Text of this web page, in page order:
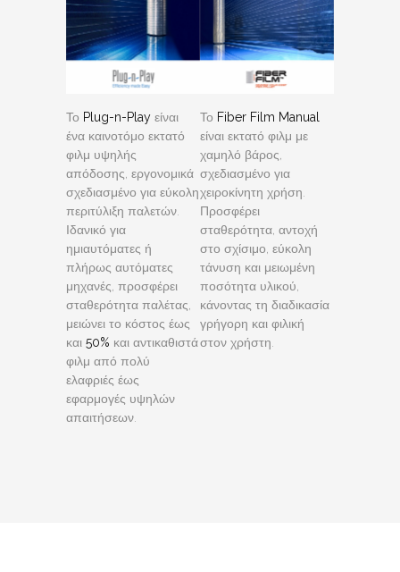
Το Plug-n-Play είναι
ένα καινοτόμο εκτατό
φιλμ υψηλής
απόδοσης, εργονομικά
σχεδιασμένο για εύκολη
περιτύλιξη παλετών.
Ιδανικό για
ημιαυτόματες ή
πλήρως αυτόματες
μηχανές, προσφέρει
σταθερότητα παλέτας,
μειώνει το κόστος έως
και 50% και αντικαθιστά
φιλμ από πολύ
ελαφριές έως
εφαρμογές υψηλών
απαιτήσεων.
Το Fiber Film Manual
είναι εκτατό φιλμ με
χαμηλό βάρος,
σχεδιασμένο για
χειροκίνητη χρήση.
Προσφέρει
σταθερότητα, αντοχή
στο σχίσιμο, εύκολη
τάνυση και μειωμένη
ποσότητα υλικού,
κάνοντας τη διαδικασία
γρήγορη και φιλική
στον χρήστη.